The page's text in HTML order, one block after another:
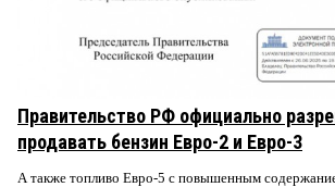
Правительство РФ официально
продавать бензин Евро-2 и Евро-3
А также топливо Евро-5 с повышенным